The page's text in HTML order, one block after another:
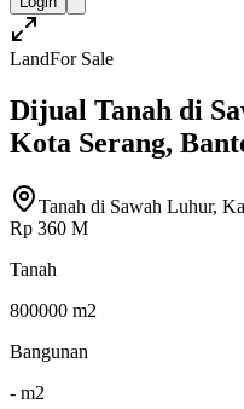
LandFor Sale
Dijual Tanah di
Kota Serang,
Tanah di Sawah Luhur,
Rp 360 M
Tanah
800000 m2
Bangunan
- m2